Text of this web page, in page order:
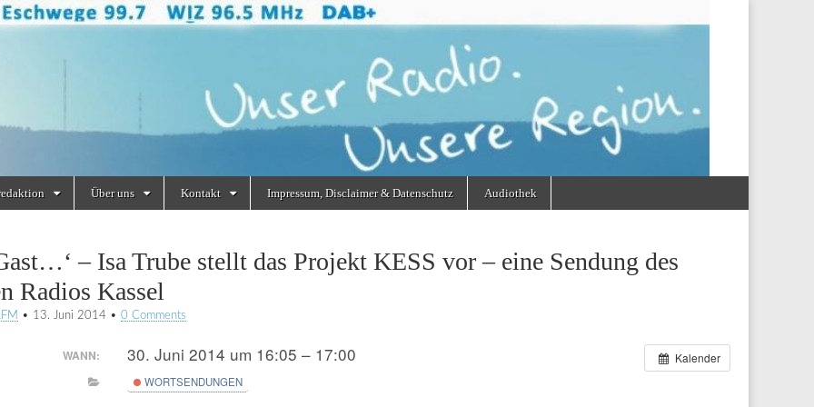
Über uns Kontakt Impressum, Disclaimer & Datenschutz Audiothek
– Isa Trube stellt das Projekt KESS vor – eine Sendung des
Radios Kassel
• 13. Juni 2014 • 0 Comments
Kalender
WANN: 30. Juni 2014 um 16:05 – 17:00
WORTSENDUNGEN